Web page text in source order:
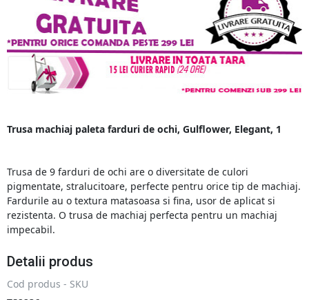
Trusa machiaj paleta farduri de ochi, Gulflower, Elegant, 1
Trusa de 9 farduri de ochi are o diversitate de culori
pigmentate, stralucitoare, perfecte pentru orice tip de machiaj.
Fardurile au o textura matasoasa si fina, usor de aplicat si
rezistenta. O trusa de machiaj perfecta pentru un machiaj
impecabil.
Detalii produs
Cod produs - SKU